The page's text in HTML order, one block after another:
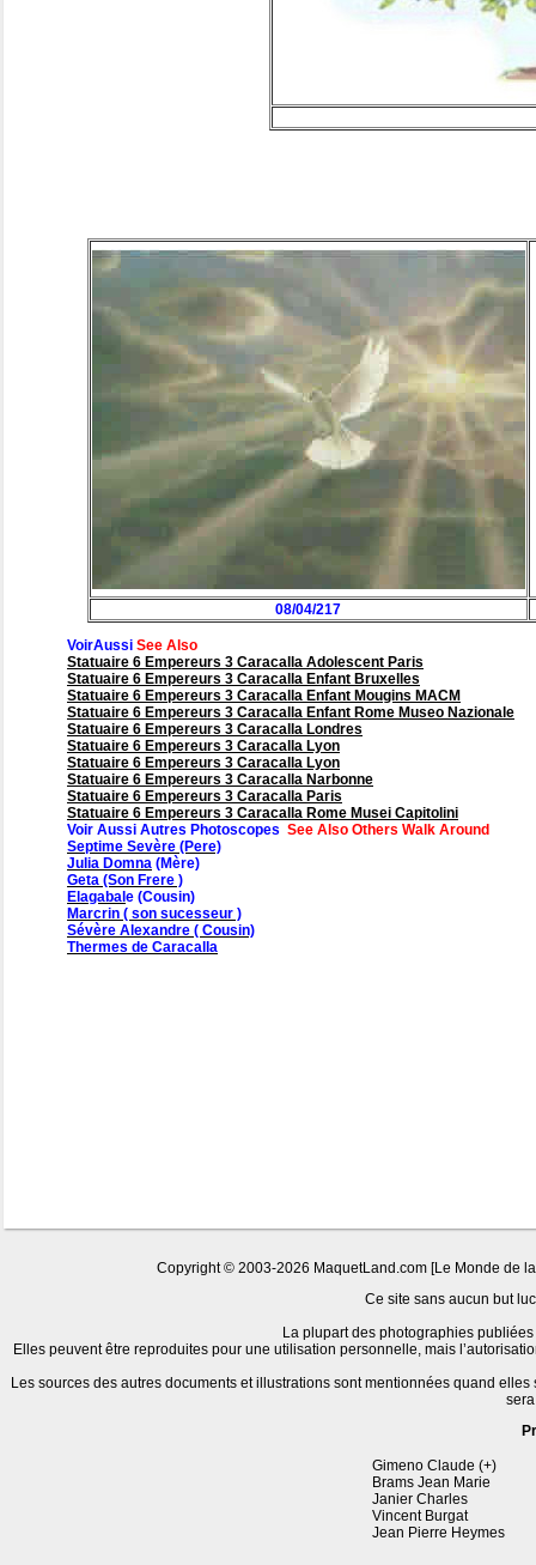
08/04/217
VoirAussi See Also
Statuaire 6 Empereurs 3 Caracalla Adolescent Paris
Statuaire 6 Empereurs 3 Caracalla Enfant Bruxelles
Statuaire 6 Empereurs 3 Caracalla Enfant Mougins MACM
Statuaire 6 Empereurs 3 Caracalla Enfant Rome Museo Nazionale
Statuaire 6 Empereurs 3 Caracalla Londres
Statuaire 6 Empereurs 3 Caracalla Lyon
Statuaire 6 Empereurs 3 Caracalla Lyon
Statuaire 6 Empereurs 3 Caracalla Narbonne
Statuaire 6 Empereurs 3 Caracalla Paris
Statuaire 6 Empereurs 3 Caracalla Rome Musei Capitolini
Voir Aussi Autres Photoscopes See Also Others Walk Around
Septime Sevère (Pere)
Julia Domna (Mère)
Geta (Son Frere )
Elagabal e (Cousin)
Marcrin ( son sucesseur )
Sévère Alexandre ( Cousin)
Thermes de Caracalla
Copyright © 2003-2026 MaquetLand.com [Le Monde de
Ce site sans aucun but
La plupart des photographies
Elles peuvent être reproduites pour une utilisation personnelle, mais
Les sources des autres documents et illustrations sont mentionnées quand
Gimeno Claude (+)
Brams Jean Marie
Janier Charles
Vincent Burgat
Jean Pierre Heymes